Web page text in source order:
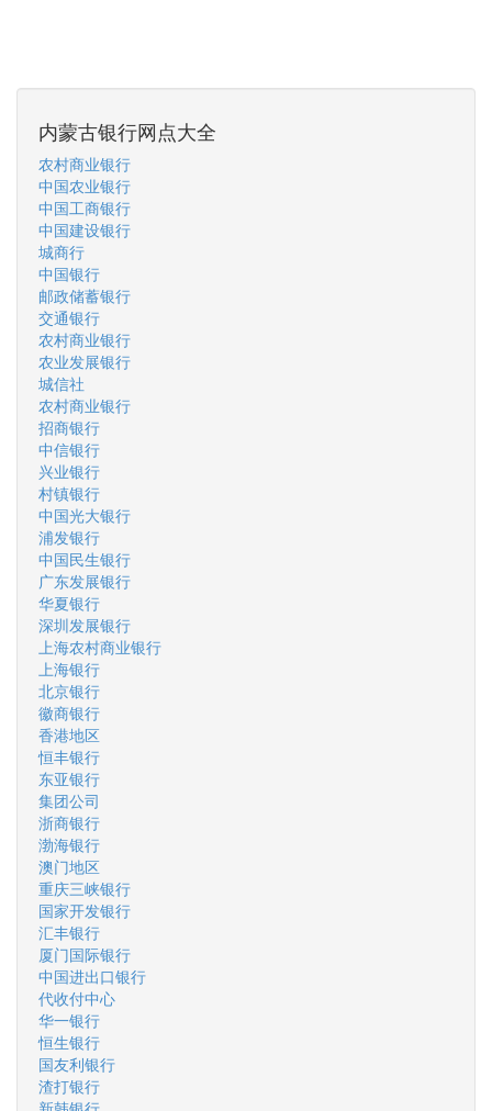
内蒙古银行网点大全
农村商业银行
中国农业银行
中国工商银行
中国建设银行
城商行
中国银行
邮政储蓄银行
交通银行
农村商业银行
农业发展银行
城信社
农村商业银行
招商银行
中信银行
兴业银行
村镇银行
中国光大银行
浦发银行
中国民生银行
广东发展银行
华夏银行
深圳发展银行
上海农村商业银行
上海银行
北京银行
徽商银行
香港地区
恒丰银行
东亚银行
集团公司
浙商银行
渤海银行
澳门地区
重庆三峡银行
国家开发银行
汇丰银行
厦门国际银行
中国进出口银行
代收付中心
华一银行
恒生银行
国友利银行
渣打银行